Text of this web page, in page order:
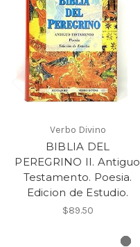
Verbo Divino
BIBLIA DEL
PEREGRINO II. Antiguo
Testamento. Poesia.
Edicion de Estudio.
$89.50